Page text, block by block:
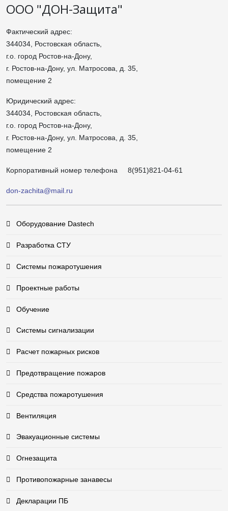
ООО "ДОН-Защита"
Фактический адрес:
344034, Ростовская область,
г.о. город Ростов-на-Дону,
г. Ростов-на-Дону, ул. Матросова, д. 35,
помещение 2
Юридический адрес:
344034, Ростовская область,
г.о. город Ростов-на-Дону,
г. Ростов-на-Дону, ул. Матросова, д. 35,
помещение 2
Корпоративный номер телефона 8(951)821-04-61
don-zachita@mail.ru
Оборудование Dastech
Разработка СТУ
Системы пожаротушения
Проектные работы
Обучение
Системы сигнализации
Расчет пожарных рисков
Предотвращение пожаров
Средства пожаротушения
Вентиляция
Эвакуационные системы
Огнезащита
Противопожарные занавесы
Декларации ПБ